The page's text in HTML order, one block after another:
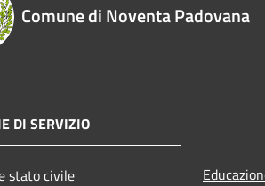
Comune di Noventa Padovana
DI SERVIZIO
stato civile